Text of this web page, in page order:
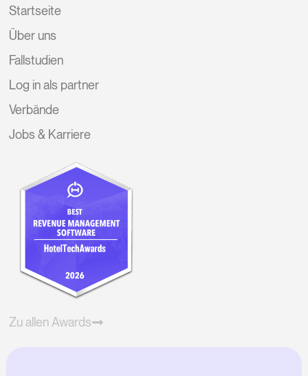
Startseite
Über uns
Fallstudien
Log in als partner
Verbände
Jobs & Karriere
Zu allen Awards